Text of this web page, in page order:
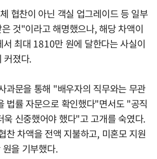
협찬이 아닌 객실 업그레이드 등 일부
것"이라고 해명했으나, 해당 차액이
최대 1810만 원에 달한다는 사실이
커졌다.
과문을 통해 "배우자의 직무와는 무관
법률 자문으로 확인했다"면서도 "공직
욱 신중했어야 했다"고 고개를 숙였다.
찬 차액을 전액 지불하고, 미혼모 지원
을 기부했다.